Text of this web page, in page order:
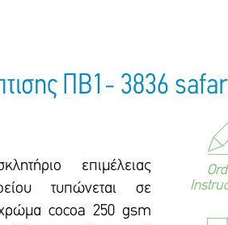
ΠΒ1- 3836
επιμέλειας
τυπώνεται σε
χρώμα cocoa 250 gsm